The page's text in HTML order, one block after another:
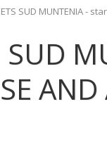
SUD MUNTENIA -
SUD